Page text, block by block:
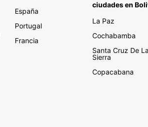
España
Portugal
Francia
ciudades en
La Paz
Cochabamba
Santa Cruz De La
Sierra
Copacabana